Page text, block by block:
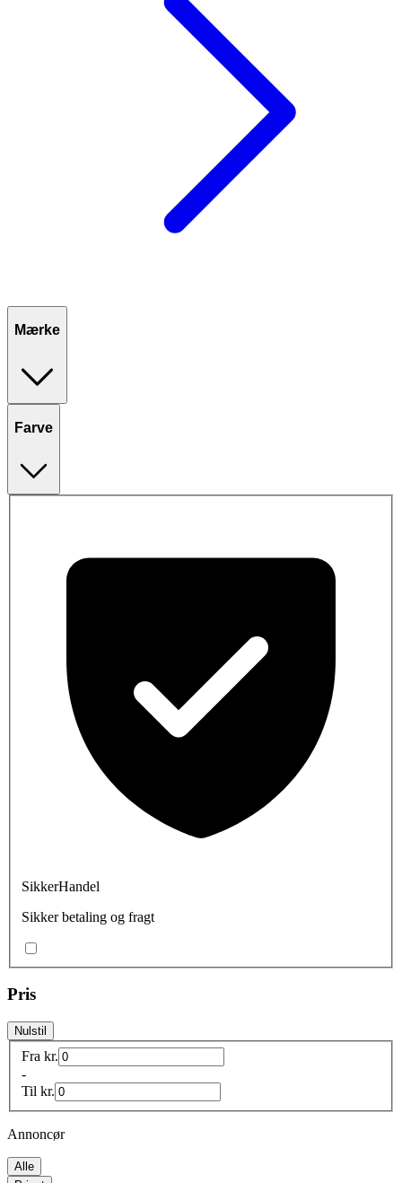
Mærke
Farve
SikkerHandel
Sikker betaling og fragt
Pris
Nulstil
Fra kr.
-
Til kr.
Annoncør
Alle